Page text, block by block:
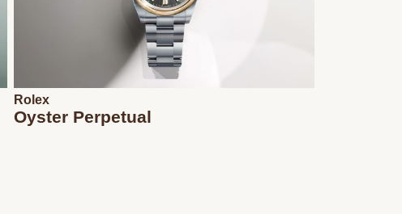
Rolex
Oyster Perpetual